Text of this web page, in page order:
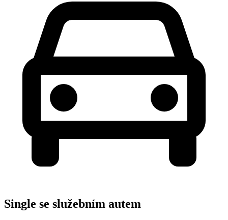
Single se služebním autem